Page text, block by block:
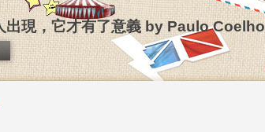
出現，它才有了意義 by Paulo Coelho